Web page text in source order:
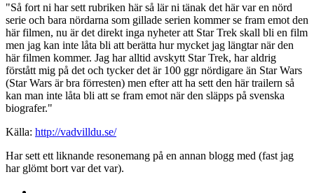
"Så fort ni har sett rubriken här så lär ni tänak det här var en nörd
serie och bara nördarna som gillade serien kommer se fram emot den
här filmen, nu är det direkt inga nyheter att Star Trek skall bli en film
men jag kan inte låta bli att berätta hur mycket jag längtar när den
här filmen kommer. Jag har alltid avskytt Star Trek, har aldrig
förstått mig på det och tycker det är 100 ggr nördigare än Star Wars
(Star Wars är bra förresten) men efter att ha sett den här trailern så
kan man inte låta bli att se fram emot när den släpps på svenska
biografer."
Källa: http://vadvilldu.se/
Har sett ett liknande resonemang på en annan blogg med (fast jag
har glömt bort var det var).